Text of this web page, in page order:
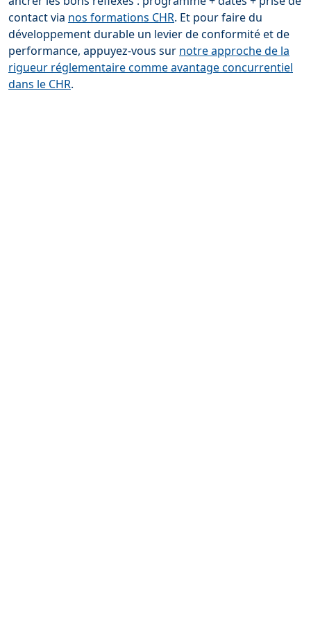
contact via nos formations CHR. Et pour faire du
développement durable un levier de conformité et de
performance, appuyez-vous sur notre approche de la
rigueur réglementaire comme avantage concurrentiel
dans le CHR.